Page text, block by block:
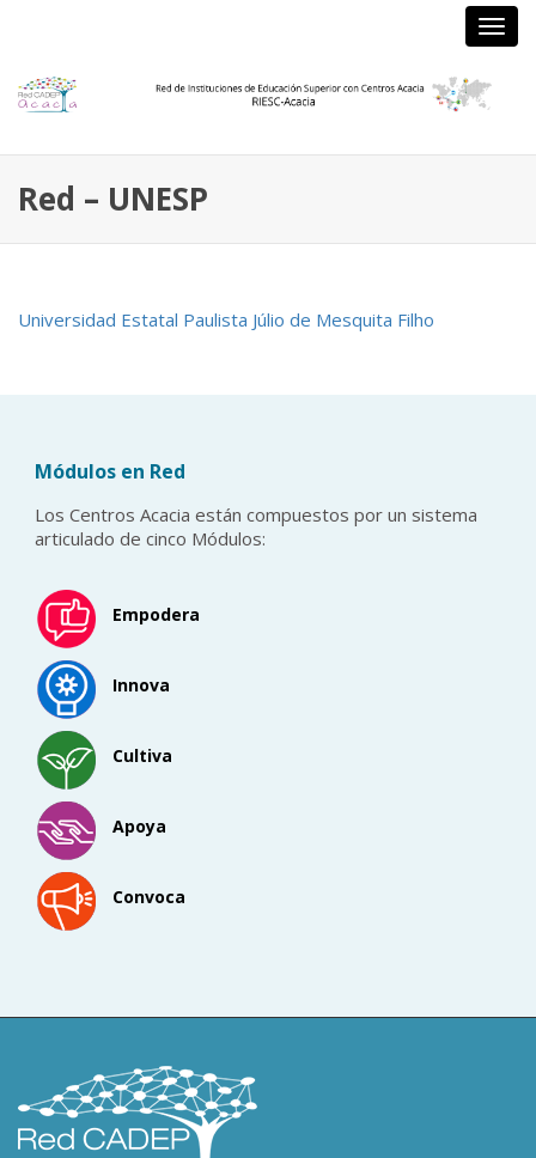
Red – UNESP
Universidad Estatal Paulista Júlio de Mesquita Filho
Módulos en Red
Los Centros Acacia están compuestos por un sistema
articulado de cinco Módulos:
Empodera
Innova
Cultiva
Apoya
Convoca